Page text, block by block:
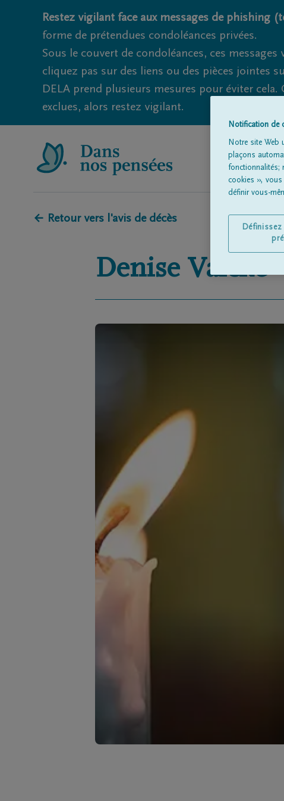
Restez vigilant face aux messages de phishing
forme de prétendues condoléances privées.
Sous le couvert de condoléances, ces
cliquez pas sur des liens ou des pièces jointes
DELA prend plusieurs mesures pour éviter
exclues, alors restez vigilant.
← Retour vers l'avis de décès
Denise Valcke
Notification de
Notre site Web
plaçons
fonctionnalités;
cookies », vous
définir vous-
Définissez